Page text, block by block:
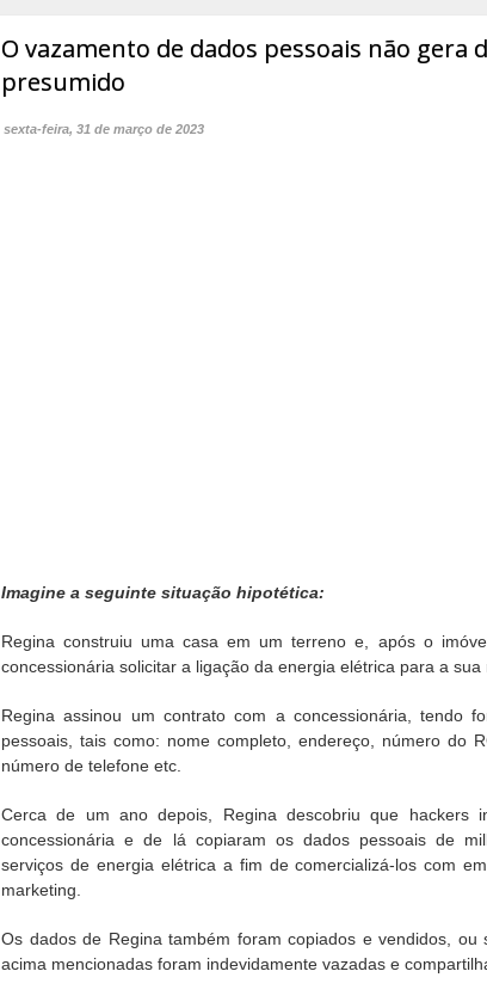
O vazamento de dados pessoais não gera
presumido
sexta-feira, 31 de março de 2023
Imagine a seguinte situação hipotética:
Regina construiu uma casa em um terreno e, após o
concessionária solicitar a ligação da energia elétrica para a sua
Regina assinou um contrato com a concessionária, tendo
pessoais, tais como: nome completo, endereço, número do
número de telefone etc.
Cerca de um ano depois, Regina descobriu que hackers
concessionária e de lá copiaram os dados pessoais de
serviços de energia elétrica a fim de comercializá-los com
marketing.
Os dados de Regina também foram copiados e vendidos, ou
acima mencionadas foram indevidamente vazadas e